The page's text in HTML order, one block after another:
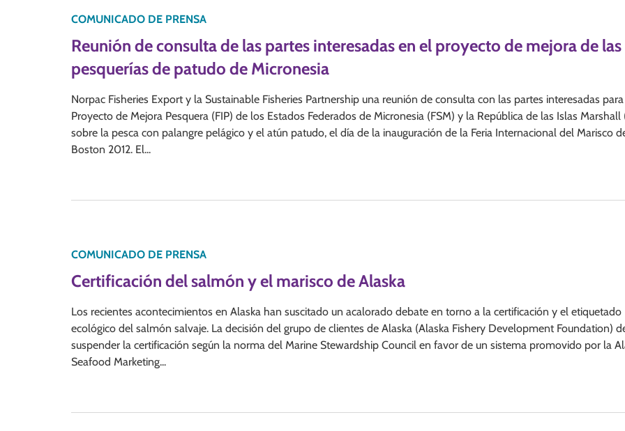
COMUNICADO DE PRENSA
Reunión de consulta de las partes interesadas en el proyecto de mejora de las
pesquerías de patudo de Micronesia
Norpac Fisheries Export y la Sustainable Fisheries Partnership una reunión de consulta con las partes interesadas
Proyecto de Mejora Pesquera (FIP) de los Estados Federados de Micronesia (FSM) y la República de las Islas Marshall
sobre la pesca con palangre pelágico y el atún patudo, el día de la inauguración de la Feria Internacional del Marisco
Boston 2012. El...
COMUNICADO DE PRENSA
Certificación del salmón y el marisco de Alaska
Los recientes acontecimientos en Alaska han suscitado un acalorado debate en torno a la certificación y el etiquetado
ecológico del salmón salvaje. La decisión del grupo de clientes de Alaska (Alaska Fishery Development Foundation)
suspender la certificación según la norma del Marine Stewardship Council en favor de un sistema promovido por la
Seafood Marketing...